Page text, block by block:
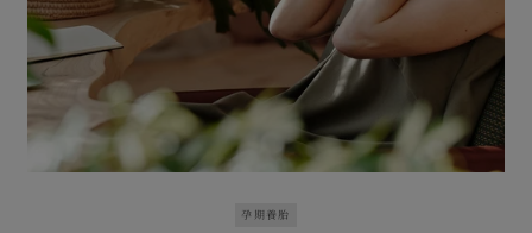
孕期養胎